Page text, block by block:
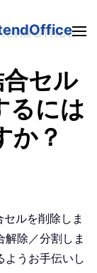
セル
るには
か？
ルを削除しま
除／分割しま
ようお手伝いし